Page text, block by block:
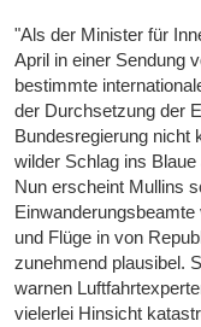
"Als der Minister für
April in einer Sendung
bestimmte
der Durchsetzung der
Bundesregierung nicht
wilder Schlag ins
Nun erscheint Mullins
und Flüge in von
zunehmend plausibel.
warnen
vielerlei Hinsicht